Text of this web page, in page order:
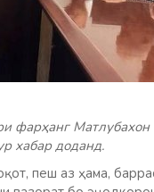
фарҳанг Матлубахон
хабар доданд.
пеш аз ҳама,